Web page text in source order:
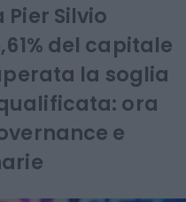
Silvio
del capitale
la soglia
ora
e